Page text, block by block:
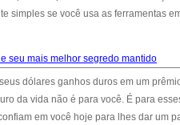
simples se você usa as ferramentas
seu mais melhor segredo mantido
dólares ganhos duros em um
da vida não é para você. É para
em você hoje para lhes dar um